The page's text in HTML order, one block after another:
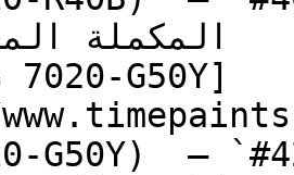
G50Y]
G50Y)  —